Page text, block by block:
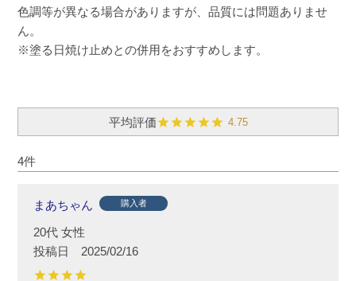
色調等が異なる場合がありますが、品質には問題ありませ
ん。
※塗る日焼け止めとの併用をおすすめします。
4.75
4
まあちゃん 購入者
20代 女性
投稿日
2025/02/16